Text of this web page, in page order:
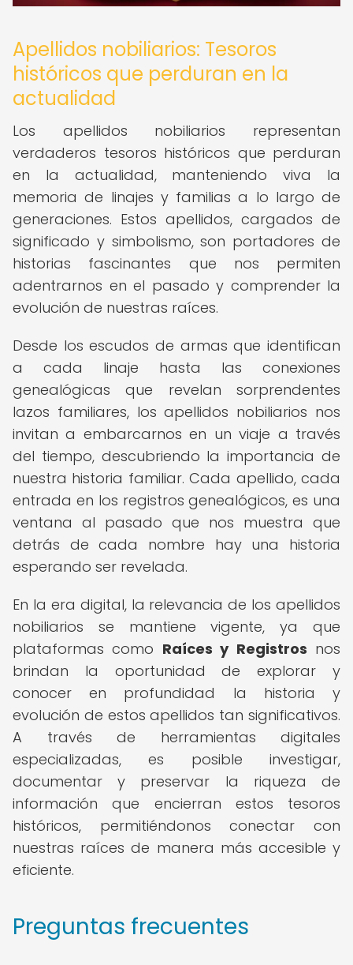
Apellidos nobiliarios: Tesoros
históricos que perduran en la
actualidad
Los apellidos nobiliarios representan
verdaderos tesoros históricos que perduran
en la actualidad, manteniendo viva la
memoria de linajes y familias a lo largo de
generaciones. Estos apellidos, cargados de
significado y simbolismo, son portadores de
historias fascinantes que nos permiten
adentrarnos en el pasado y comprender la
evolución de nuestras raíces.
Desde los escudos de armas que identifican
a cada linaje hasta las conexiones
genealógicas que revelan sorprendentes
lazos familiares, los apellidos nobiliarios nos
invitan a embarcarnos en un viaje a través
del tiempo, descubriendo la importancia de
nuestra historia familiar. Cada apellido, cada
entrada en los registros genealógicos, es una
ventana al pasado que nos muestra que
detrás de cada nombre hay una historia
esperando ser revelada.
En la era digital, la relevancia de los apellidos
nobiliarios se mantiene vigente, ya que
plataformas como Raíces y Registros nos
brindan la oportunidad de explorar y
conocer en profundidad la historia y
evolución de estos apellidos tan significativos.
A través de herramientas digitales
especializadas, es posible investigar,
documentar y preservar la riqueza de
información que encierran estos tesoros
históricos, permitiéndonos conectar con
nuestras raíces de manera más accesible y
eficiente.
Preguntas frecuentes